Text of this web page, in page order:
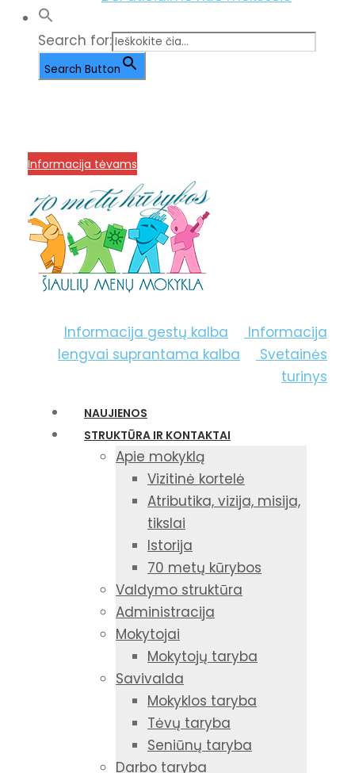
Search for:
Search Button
Informacija tėvams
Informacija gestų kalba
Informacija
lengvai suprantama kalba
Svetainės
turinys
NAUJIENOS
STRUKTŪRA IR KONTAKTAI
Apie mokyklą
Vizitinė kortelė
Atributika, vizija, misija,
tikslai
Istorija
70 metų kūrybos
Valdymo struktūra
Administracija
Mokytojai
Mokytojų taryba
Savivalda
Mokyklos taryba
Tėvų taryba
Seniūnų taryba
Darbo taryba